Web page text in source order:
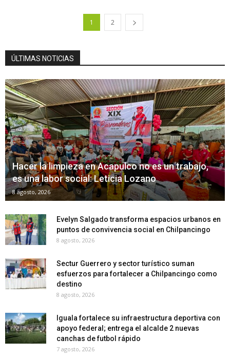
1 2
ÚLTIMAS NOTICIAS
Hacer la limpieza en Acapulco no es un trabajo,
es una labor social: Leticia Lozano
8 agosto, 2026
Evelyn Salgado transforma espacios urbanos en
puntos de convivencia social en Chilpancingo
8 agosto, 2026
Sectur Guerrero y sector turístico suman
esfuerzos para fortalecer a Chilpancingo como
destino
8 agosto, 2026
Iguala fortalece su infraestructura deportiva con
apoyo federal; entrega el alcalde 2 nuevas
canchas de futbol rápido
7 agosto, 2026